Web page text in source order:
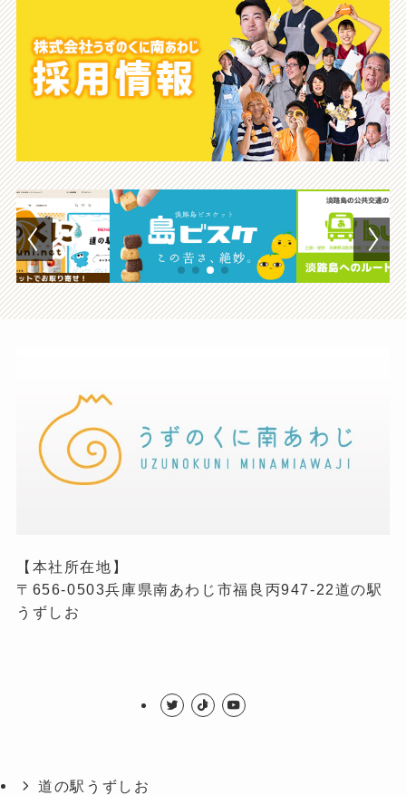
【本社所在地】
〒656-0503兵庫県南あわじ市福良丙947-22道の駅
うずしお
道の駅うずしお